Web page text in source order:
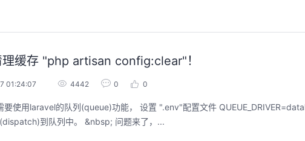
缓存 "php artisan config:clear"！
01:24:07 4442 0 0
生成任务类，在controller中将任务推送(dispatch)到队列中。 &nbsp; 问题来了，...